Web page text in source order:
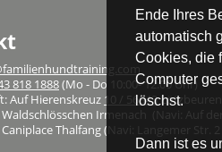
Ende Ihres
automatisch
Cookies, die
Computer
löschst.
Dann ist es
818 1888(Mo - Do 10:00- 12:00 Uhr)
Auf Hierenskreuz 10 / 56843Lötzbeuren
Irmenach (Navi: Auf
Thalfang (Navi: Langemer Str.